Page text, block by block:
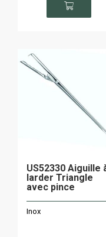
US52330 Aiguille
larder Triangle
avec pince
Inox